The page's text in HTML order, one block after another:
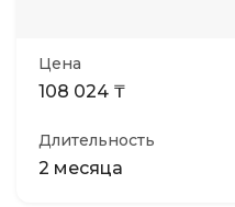
Цена
108 024 ₸
Длительность
2 месяца